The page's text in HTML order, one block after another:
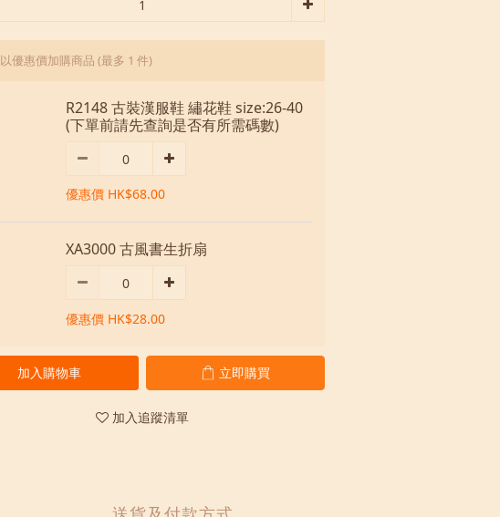
以優惠價加購商品 (最多 1 件)
R2148 古裝漢服鞋 繡花鞋 size:26-40
(下單前請先查詢是否有所需碼數)
優惠價 HK$68.00
XA3000 古風書生折扇
優惠價 HK$28.00
加入購物車 立即購買
加入追蹤清單